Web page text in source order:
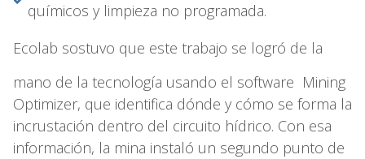
químicos y limpieza no programada.
Ecolab sostuvo que este trabajo se logró de la
mano de la tecnología usando el software Mining
Optimizer, que identifica dónde y cómo se forma la
incrustación dentro del circuito hídrico. Con esa
información, la mina instaló un segundo punto de